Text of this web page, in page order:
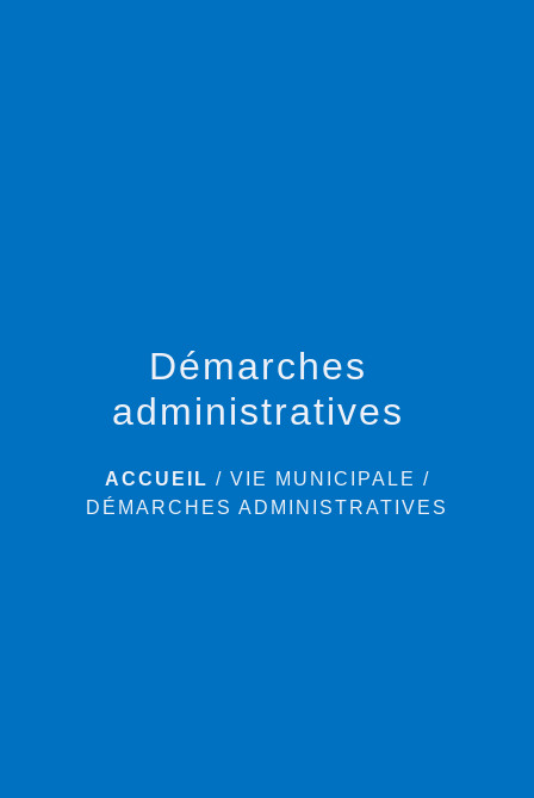
Démarches
administratives
ACCUEIL / VIE MUNICIPALE /
DÉMARCHES ADMINISTRATIVES